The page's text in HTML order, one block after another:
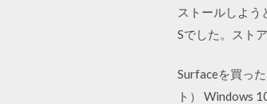
ストールしよう
Sでした。スト
Surfaceを買っ
ト） Windows